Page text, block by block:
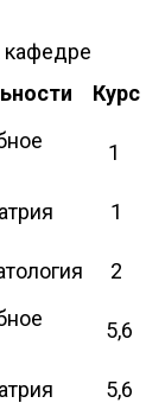
кафедре
Курс
1
1
2
5,6
5,6